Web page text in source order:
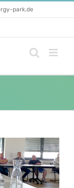
park.de